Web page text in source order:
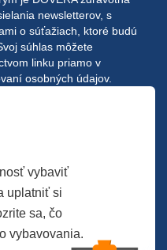
newsletterov, s
o súťažiach, ktoré budú
súhlas môžete
linku priamo v
osobných údajov.
vybaviť
uplatniť si
sa, čo
vybavovania.